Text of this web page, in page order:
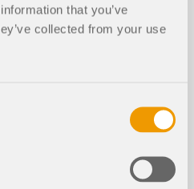
that you’ve
collected from your use
análisis de f